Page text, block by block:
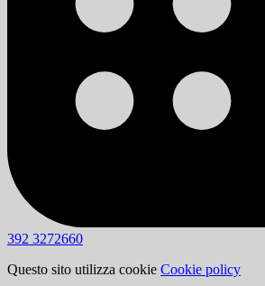
392 3272660
Questo sito utilizza cookie Cookie policy